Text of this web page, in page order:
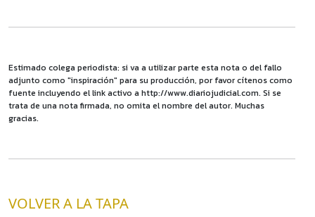
Estimado colega periodista: si va a utilizar parte esta nota o del fallo
adjunto como "inspiración" para su producción, por favor cítenos como
fuente incluyendo el link activo a http://www.diariojudicial.com. Si se
trata de una nota firmada, no omita el nombre del autor. Muchas
gracias.
VOLVER A LA TAPA